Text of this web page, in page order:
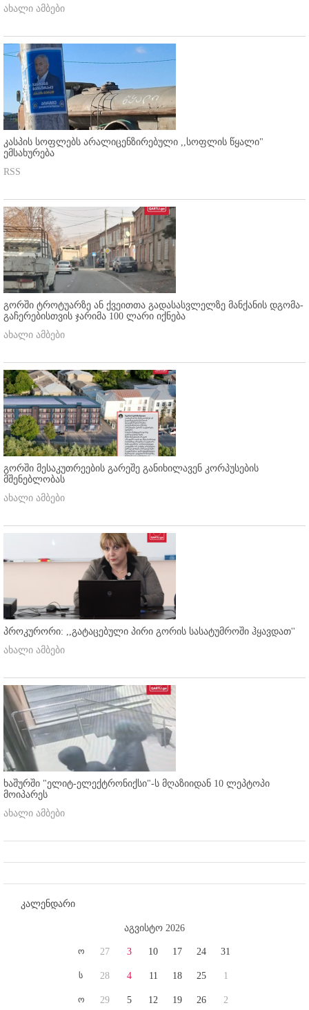
ახალი ამბები
კასპის სოფლებს არალიცენზირებული ,,სოფლის წყალი"
ემსახურება
RSS
გორში ტროტუარზე ან ქვეითთა გადასასვლელზე მანქანის დგომა-
გაჩერებისთვის ჯარიმა 100 ლარი იქნება
ახალი ამბები
გორში მესაკუთრეების გარეშე განიხილავენ კორპუსების
მშენებლობას
ახალი ამბები
პროკურორი: ,,გატაცებული პირი გორის სასატუმროში ჰყავდათ''
ახალი ამბები
ხაშურში "ელიტ-ელექტრონიქსი"-ს მღაზიიდან 10 ლეპტოპი
მოიპარეს
ახალი ამბები
კალენდარი
აგვისტო 2026
ო
ს
ო
27
28
29
3
4
5
10
11
12
17
18
19
24
25
26
31
1
2